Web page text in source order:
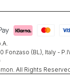
Fonzaso (BL), Italy -
All Rights